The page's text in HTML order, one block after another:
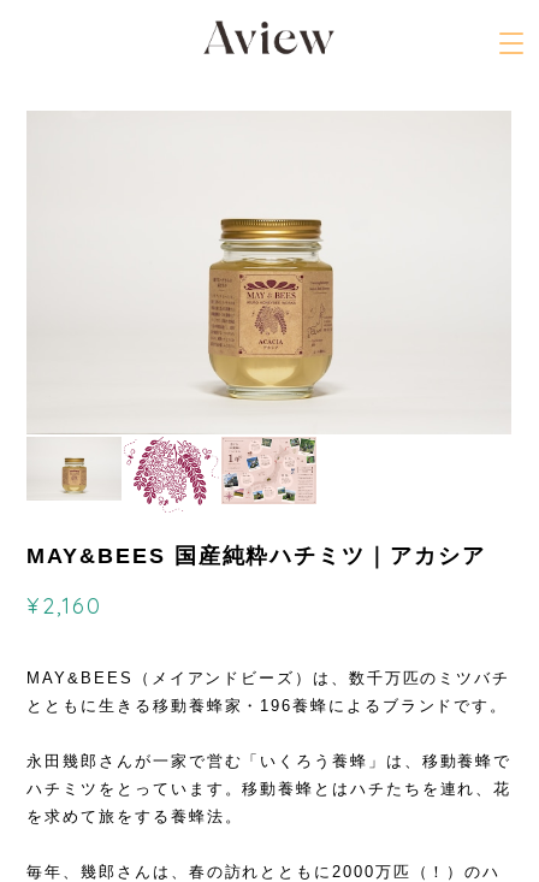
MAY&BEES 国産純粋ハチミツ｜アカシア
¥2,160
MAY&BEES（メイアンドビーズ）は、数千万匹のミツバチ
とともに生きる移動養蜂家・196養蜂によるブランドです。
永田幾郎さんが一家で営む「いくろう養蜂」は、移動養蜂で
ハチミツをとっています。移動養蜂とはハチたちを連れ、花
を求めて旅をする養蜂法。
毎年、幾郎さんは、春の訪れとともに2000万匹（！）のハ